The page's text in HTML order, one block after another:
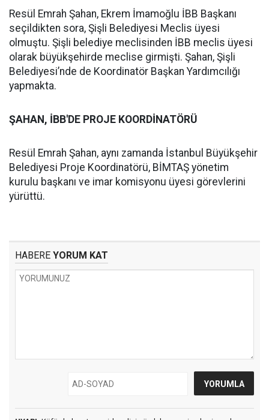
Resül Emrah Şahan, Ekrem İmamoğlu İBB Başkanı
seçildikten sora, Şişli Belediyesi Meclis üyesi
olmuştu. Şişli belediye meclisinden İBB meclis üyesi
olarak büyükşehirde meclise girmişti. Şahan, Şişli
Belediyesi’nde de Koordinatör Başkan Yardımcılığı
yapmakta.
ŞAHAN, İBB'DE PROJE KOORDİNATÖRÜ
Resül Emrah Şahan, aynı zamanda İstanbul Büyükşehir
Belediyesi Proje Koordinatörü, BİMTAŞ yönetim
kurulu başkanı ve imar komisyonu üyesi görevlerini
yürüttü.
HABERE YORUM KAT